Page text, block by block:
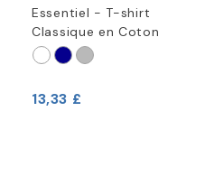
Essentiel - T-shirt
Classique en Coton
13,33 £